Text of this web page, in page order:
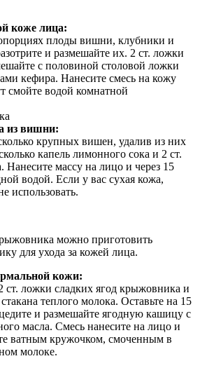
коже лица:
плоды вишни, клубники и
и размешайте их. 2 ст. ложки
с половиной столовой ложки
кефира. Нанесите смесь на кожу
смойте водой комнатной
из вишни:
крупных вишен, удалив из них
капель лимонного сока и 2 ст.
Нанесите массу на лицо и через 15
водой. Если у вас сухая кожа,
использовать.
можно приготовить
для ухода за кожей лица.
кожи:
ст. ложки сладких ягод крыжовника и
теплого молока. Оставьте на 15
и размешайте ягодную кашицу с
масла. Смесь нанесите на лицо и
ватным кружочком, смоченным в
молоке.